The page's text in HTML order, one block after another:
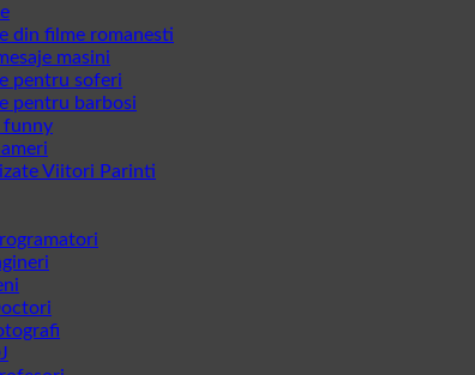
din filme romanesti
masini
pentru soferi
pentru barbosi
funny
Viitori Parinti